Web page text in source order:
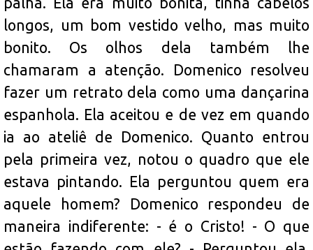
longos, um bom vestido velho, mas muito
bonito. Os olhos dela também lhe
chamaram a atenção. Domenico resolveu
fazer um retrato dela como uma dançarina
espanhola. Ela aceitou e de vez em quando
ia ao ateliê de Domenico. Quanto entrou
pela primeira vez, notou o quadro que ele
estava pintando. Ela perguntou quem era
aquele homem? Domenico respondeu de
maneira indiferente: - é o Cristo! - O que